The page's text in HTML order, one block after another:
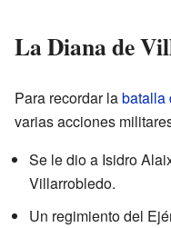
La Diana de
Para recordar labatalla
varias acciones
Se le dio a Isidro
Villarrobledo.
Un regimiento del